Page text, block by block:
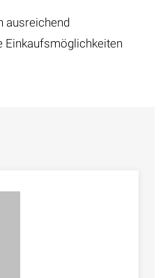
ausreichend
Einkaufsmöglichkeiten